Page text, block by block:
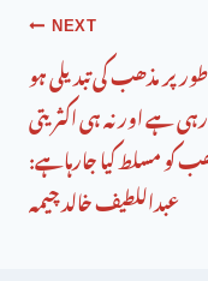
NEXT
پر مذھب کی تبدیلی ہو
رہی ہے اور نہ ہی اکثریتی
کو مسلط کیا جارہاہے:
عبداللطیف خالد چیمہ